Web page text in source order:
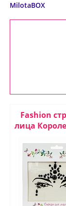
MilotaBOX
Fashion
лица